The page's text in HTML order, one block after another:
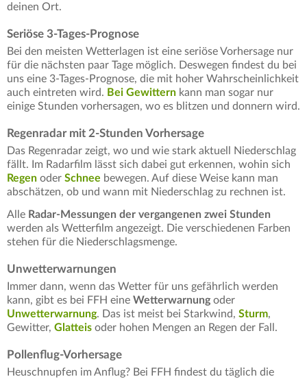
deinen Ort.
Seriöse 3-Tages-Prognose
Bei den meisten Wetterlagen ist eine seriöse Vorhersage nur
für die nächsten paar Tage möglich. Deswegen findest du bei
uns eine 3-Tages-Prognose, die mit hoher Wahrscheinlichkeit
auch eintreten wird. Bei Gewittern kann man sogar nur
einige Stunden vorhersagen, wo es blitzen und donnern wird.
Regenradar mit 2-Stunden Vorhersage
Das Regenradar zeigt, wo und wie stark aktuell Niederschlag
fällt. Im Radarfilm lässt sich dabei gut erkennen, wohin sich
Regen oder Schnee bewegen. Auf diese Weise kann man
abschätzen, ob und wann mit Niederschlag zu rechnen ist.
Alle Radar-Messungen der vergangenen zwei Stunden
werden als Wetterfilm angezeigt. Die verschiedenen Farben
stehen für die Niederschlagsmenge.
Unwetterwarnungen
Immer dann, wenn das Wetter für uns gefährlich werden
kann, gibt es bei FFH eine Wetterwarnung oder
Unwetterwarnung. Das ist meist bei Starkwind, Sturm,
Gewitter, Glatteis oder hohen Mengen an Regen der Fall.
Pollenflug-Vorhersage
Heuschnupfen im Anflug? Bei FFH findest du täglich die